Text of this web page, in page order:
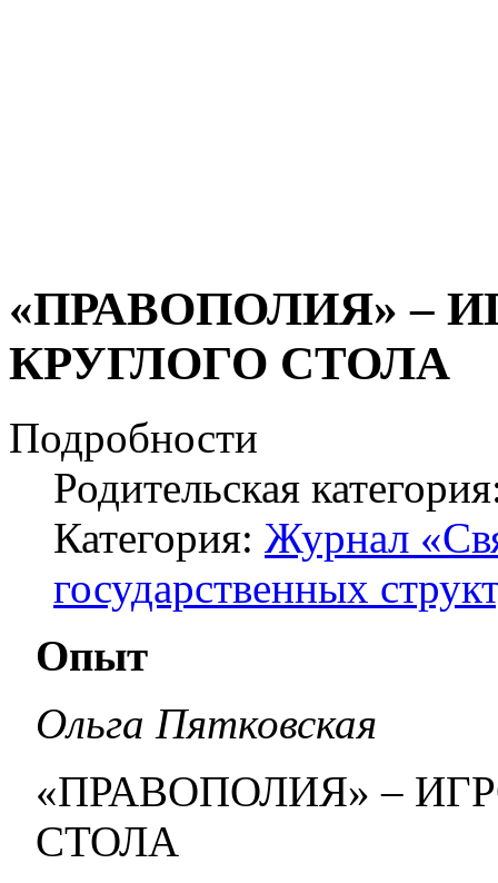
«ПРАВОПОЛИЯ» –
КРУГЛОГО СТОЛА
Подробности
Родительская
Категория: Журнал
государственных
Опыт
Ольга Пятковская
«ПРАВОПОЛИЯ» –
СТОЛА